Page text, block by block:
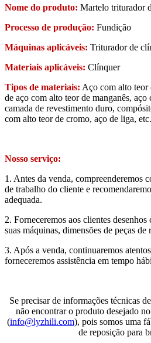
Nome do produto: Martelo triturador
Processo de produção: Fundição
Máquinas aplicáveis: Triturador de
Materiais aplicáveis: Clínquer
Tipos de materiais: Aço com alto teor
de aço com alto teor de manganês,
camada de revestimento duro,
com alto teor de cromo, aço de liga, etc.
Nosso serviço:
1. Antes da venda, compreenderemos
de trabalho do cliente e
adequada.
2. Forneceremos aos clientes
suas máquinas, dimensões de peças de
3. Após a venda, continuaremos
forneceremos assistência em tempo
Se precisar de informações técnicas
não encontrar o produto desejado
(info@lyzhili.com), pois somos uma
de reposição para